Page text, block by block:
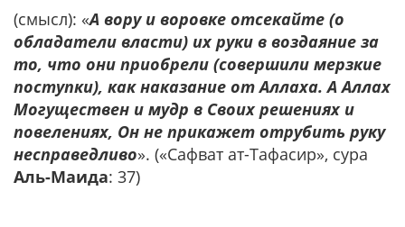
(смысл): «А вору и воровке отсекайте (о
обладатели власти) их руки в воздаяние за
то, что они приобрели (совершили мерзкие
поступки), как наказание от Аллаха. А Аллах
Могуществен и мудр в Своих решениях и
повелениях, Он не прикажет отрубить руку
несправедливо». («Сафват ат-Тафасир», сура
Аль-Маида: 37)